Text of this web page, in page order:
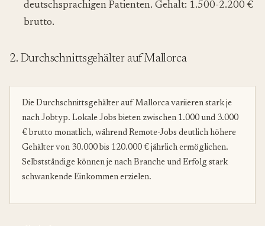
deutschsprachigen Patienten. Gehalt: 1.500-2.200 €
brutto.
2. Durchschnittsgehälter auf Mallorca
Die Durchschnittsgehälter auf Mallorca variieren stark je
nach Jobtyp. Lokale Jobs bieten zwischen 1.000 und 3.000
€ brutto monatlich, während Remote-Jobs deutlich höhere
Gehälter von 30.000 bis 120.000 € jährlich ermöglichen.
Selbstständige können je nach Branche und Erfolg stark
schwankende Einkommen erzielen.